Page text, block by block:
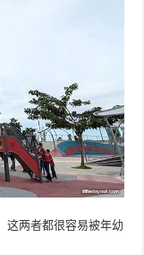
这两者都很容易被年幼